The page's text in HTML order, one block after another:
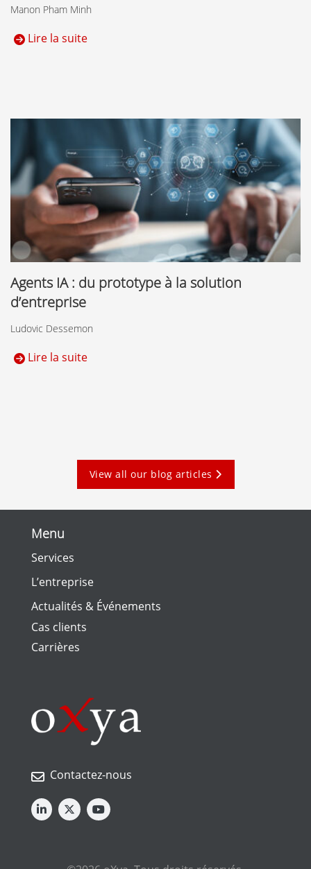
Manon Pham Minh
Lire la suite
Agents IA : du prototype à la solution
d’entreprise
Ludovic Dessemon
Lire la suite
View all our blog articles
Menu
Services
L’entreprise
Actualités & Événements
Cas clients
Carrières
Contactez-nous